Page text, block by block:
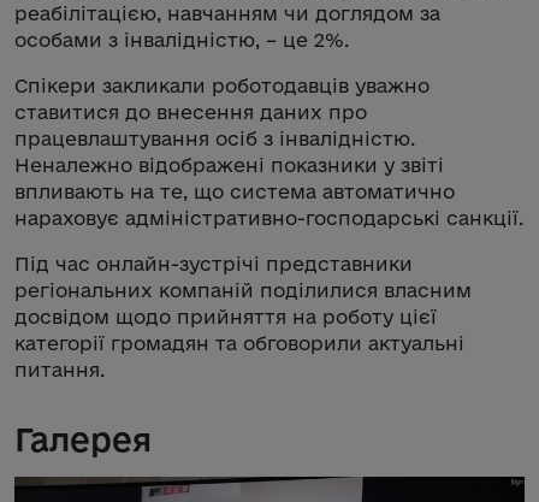
реабілітацією, навчанням чи доглядом за
особами з інвалідністю, – це 2%.
Спікери закликали роботодавців уважно
ставитися до внесення даних про
працевлаштування осіб з інвалідністю.
Неналежно відображені показники у звіті
впливають на те, що система автоматично
нараховує адміністративно-господарські санкції.
Під час онлайн-зустрічі представники
регіональних компаній поділилися власним
досвідом щодо прийняття на роботу цієї
категорії громадян та обговорили актуальні
питання.
Галерея